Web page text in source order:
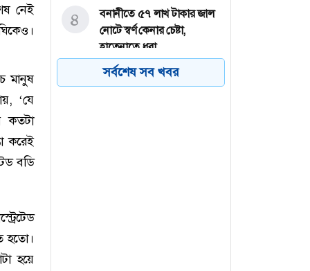
নেই
মানুষ
‘যে
কতটা
করেই
বডি
হতো।
হয়ে
বনানীতে ৫৭ লাখ টাকার জাল
নোটে স্বর্ণ কেনার চেষ্টা,
হাতেনাতে ধরা
৪
চলতি মাসেই ঘোষণা হতে পারে
৫
সর্বশেষ সব খবর